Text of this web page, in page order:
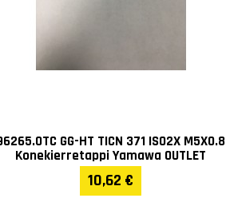
GG-HT TICN 371 ISO2X M5X0.8
Konekierretappi Yamawa OUTLET
10,62 €